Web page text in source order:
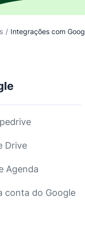
/ Integrações com
Drive
Agenda
conta do Google